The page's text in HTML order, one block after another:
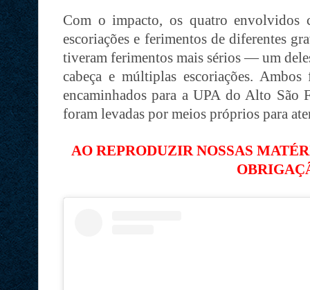
Com o impacto, os quatro envolvidos
escoriações e ferimentos de diferentes
tiveram ferimentos mais sérios — um
cabeça e múltiplas escoriações.
encaminhados para a UPA do Alto São
foram levadas por meios próprios para
AO REPRODUZIR NOSSAS